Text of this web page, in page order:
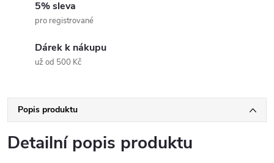
5% sleva
pro registrované
Dárek k nákupu
už od 500 Kč
Popis produktu
Detailní popis produktu